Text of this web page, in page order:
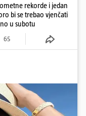
rekorde i jedan
bi se trebao vjenčati
u subotu
65